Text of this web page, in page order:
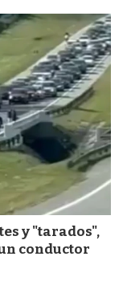
d
a
y "tarados",
conductor